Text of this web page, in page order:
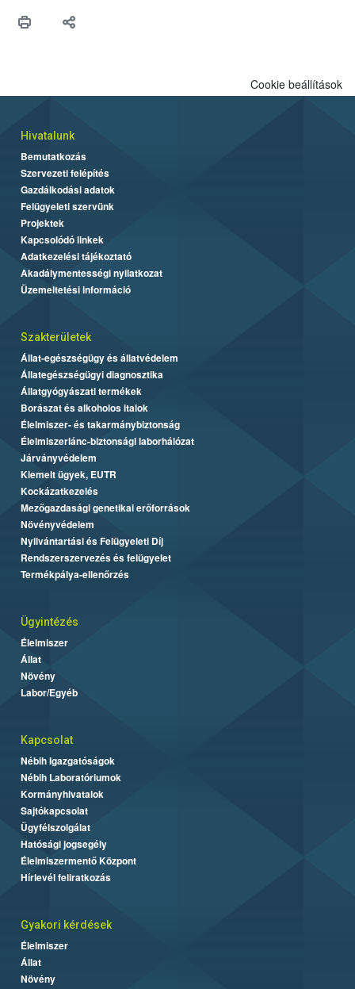
Cookie beállítások
Hivatalunk
Bemutatkozás
Szervezeti felépítés
Gazdálkodási adatok
Felügyeleti szervünk
Projektek
Kapcsolódó linkek
Adatkezelési tájékoztató
Akadálymentességi nyilatkozat
Üzemeltetési információ
Szakterületek
Állat-egészségügy és állatvédelem
Állategészségügyi diagnosztika
Állatgyógyászati termékek
Borászat és alkoholos italok
Élelmiszer- és takarmánybiztonság
Élelmiszerlánc-biztonsági laborhálózat
Járványvédelem
Kiemelt ügyek, EUTR
Kockázatkezelés
Mezőgazdasági genetikai erőforrások
Növényvédelem
Nyilvántartási és Felügyeleti Díj
Rendszerszervezés és felügyelet
Termékpálya-ellenőrzés
Ügyintézés
Élelmiszer
Állat
Növény
Labor/Egyéb
Kapcsolat
Nébih Igazgatóságok
Nébih Laboratóriumok
Kormányhivatalok
Sajtókapcsolat
Ügyfélszolgálat
Hatósági jogsegély
Élelmiszermentő Központ
Hírlevél feliratkozás
Gyakori kérdések
Élelmiszer
Állat
Növény